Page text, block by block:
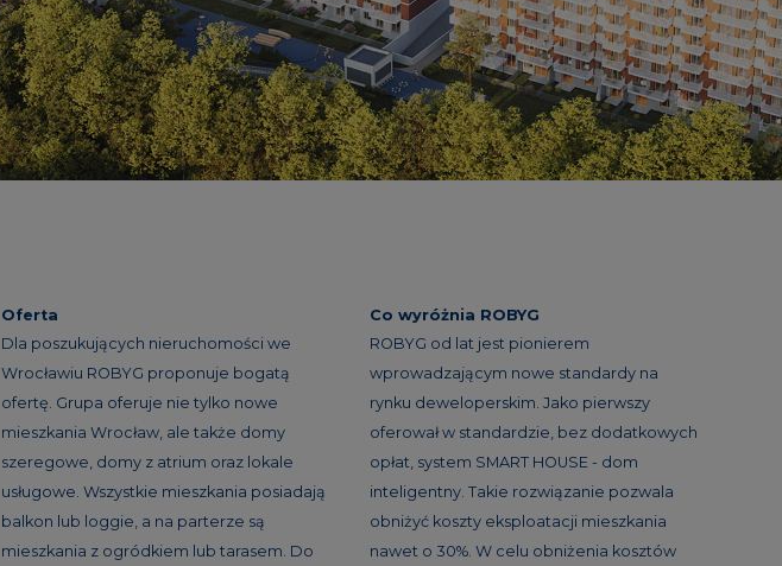
Oferta
Dla poszukujących nieruchomości we
Wrocławiu ROBYG proponuje bogatą
ofertę. Grupa oferuje nie tylko nowe
mieszkania Wrocław, ale także domy
szeregowe, domy z atrium oraz lokale
usługowe. Wszystkie mieszkania posiadają
balkon lub loggie, a na parterze są
mieszkania z ogródkiem lub tarasem. Do
Co wyróżnia ROBYG
ROBYG od lat jest pionierem
wprowadzającym nowe standardy na
rynku deweloperskim. Jako pierwszy
oferował w standardzie, bez dodatkowych
opłat, system SMART HOUSE - dom
inteligentny. Takie rozwiązanie pozwala
obniżyć koszty eksploatacji mieszkania
nawet o 30%. W celu obniżenia kosztów